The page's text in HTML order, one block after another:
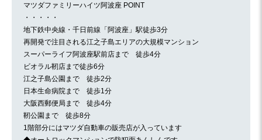
マツダファミリーハイツ阿波座 POINT
・・・・・
地下鉄中央線・千日前線「阿波座」駅徒歩3分
再開発で注目される江之子島エリアの大規模マンション
スーパーライフ阿波座駅前店まで 徒歩4分
ビオラル靭店まで徒歩6分
江之子島公園まで 徒歩2分
日本生命病院まで 徒歩1分
大阪西郵便局まで 徒歩4分
靭公園まで 徒歩8分
1階部分にはマツダ自動車の販売店が入っています